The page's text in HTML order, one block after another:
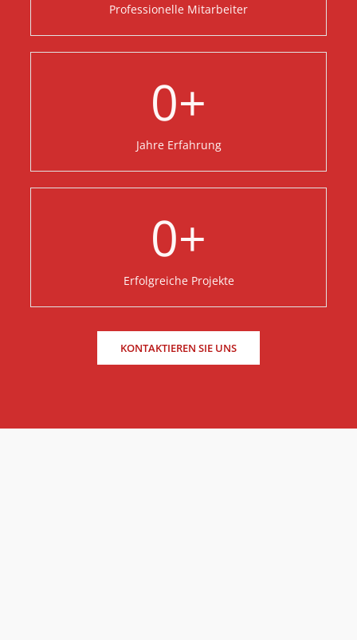
Professionelle Mitarbeiter
0+
Jahre Erfahrung
0+
Erfolgreiche Projekte
KONTAKTIEREN SIE UNS